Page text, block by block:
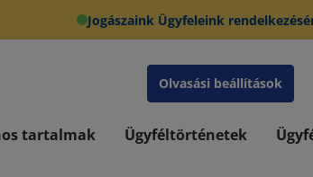
Jogászaink Ügyfeleink
Olvasási beállítások
tartalmak Ügyféltörténetek